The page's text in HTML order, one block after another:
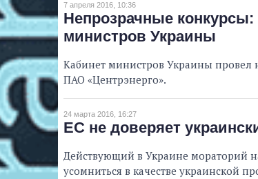
7 апреля 2016, 10:36
Непрозрачные
министров Украины
Кабинет министров Украины провел
ПАО «Центрэнерго».
24 марта 2016, 16:27
ЕС не доверяет
Действующий в Украине мораторий
усомниться в качестве украинской